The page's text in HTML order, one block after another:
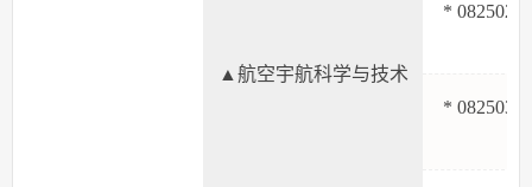
▲航空宇航科学与技术
* 082502
* 082503